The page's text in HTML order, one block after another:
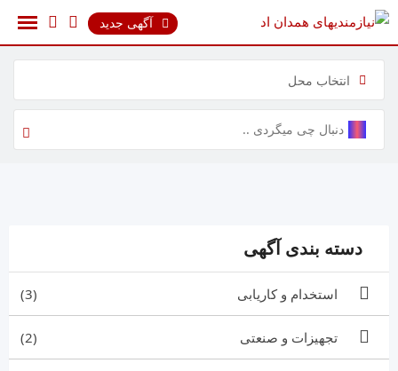
پرش
محتوا
آگهی جدید
انتخاب محل
دسته بندی آگهی
استخدام و کاریابی (3)
تجهیزات و صنعتی (2)